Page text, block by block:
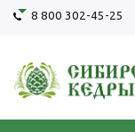
8 800 302-45-25